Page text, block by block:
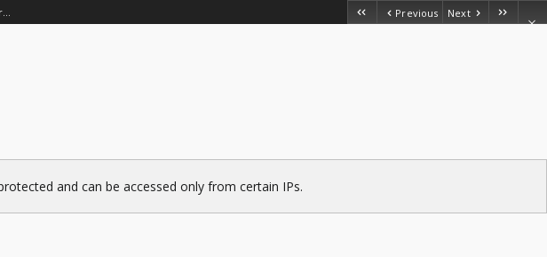
Stankiewicz, Krystyna Previous Next
and can be accessed only from certain IPs.